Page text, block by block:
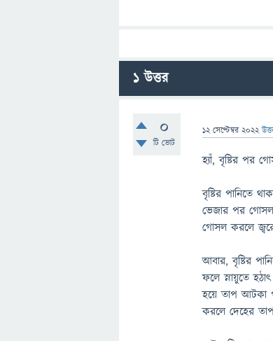
1উত্তর
0
টি ভোট
12 সেপ্টেম্বর 2022
হ্যাঁ, বৃষ্টির পর
বৃষ্টির পানিতে
ভেজার পর গোসল
গোসল করলে
আবার, বৃষ্টির
ফলে স্নায়ুতে
হয়ে তাপ আটকা
করলে দেহের